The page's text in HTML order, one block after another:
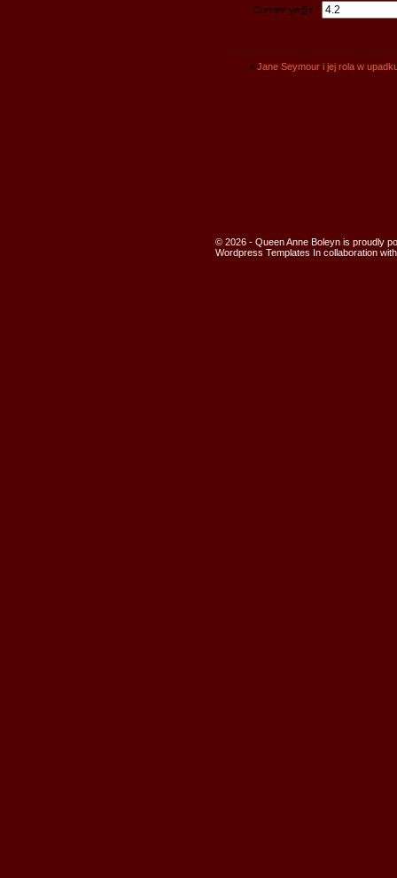
Current ye@r *
« Jane Seymour i jej rola w
© 2026 - Queen Anne Boleyn is proudly
Wordpress Templates In collaboration